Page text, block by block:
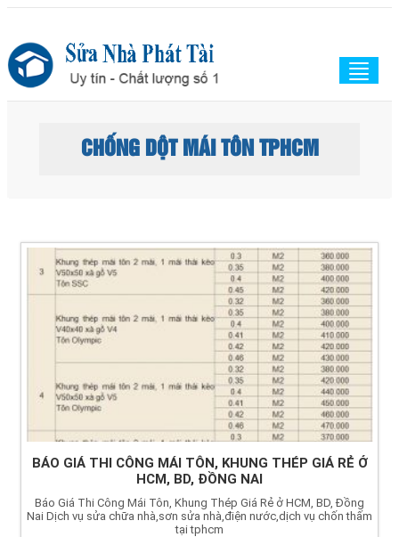
CHỐNG DỘT MÁI TÔN TPHCM
BÁO GIÁ THI CÔNG MÁI TÔN, KHUNG THÉP GIÁ RẺ Ở
HCM, BD, ĐỒNG NAI
Báo Giá Thi Công Mái Tôn, Khung Thép Giá Rẻ ở HCM, BD, Đồng
Nai Dịch vụ sửa chữa nhà,sơn sửa nhà,điện nước,dịch vụ chốn thấm
tại tphcm